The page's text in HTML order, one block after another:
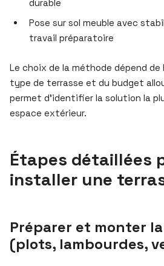
durable
Pose sur sol meuble avec
travail préparatoire
Le choix de la méthode dépend de
type de terrasse et du budget
permet d’identifier la solution la
espace extérieur.
Étapes détaillées
installer une
Préparer et monter
(plots, lambourdes,